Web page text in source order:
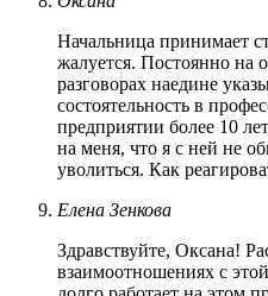
Начальница принимает
жалуется. Постоянно на
разговорах наедине
состоятельность в
предприятии более 10
на меня, что я с ней не
уволиться. Как
Елена Зенкова
Здравствуйте, Оксана!
взаимоотношениях с